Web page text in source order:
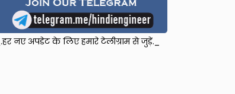
_.हर नए अपडेट के लिए हमारे टेलीग्राम से जुड़ें._